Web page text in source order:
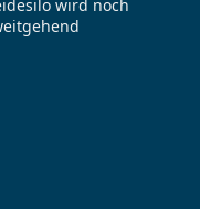
wird noch